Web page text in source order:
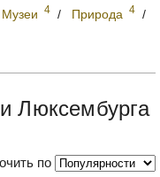
Музеи 4 / Природа 4 /
Люксембурга
по